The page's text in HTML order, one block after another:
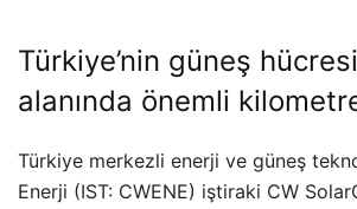
Türkiye’nin güneş
alanında önemli
Türkiye merkezli enerji ve güneş
Enerji (IST: CWENE) iştiraki CW